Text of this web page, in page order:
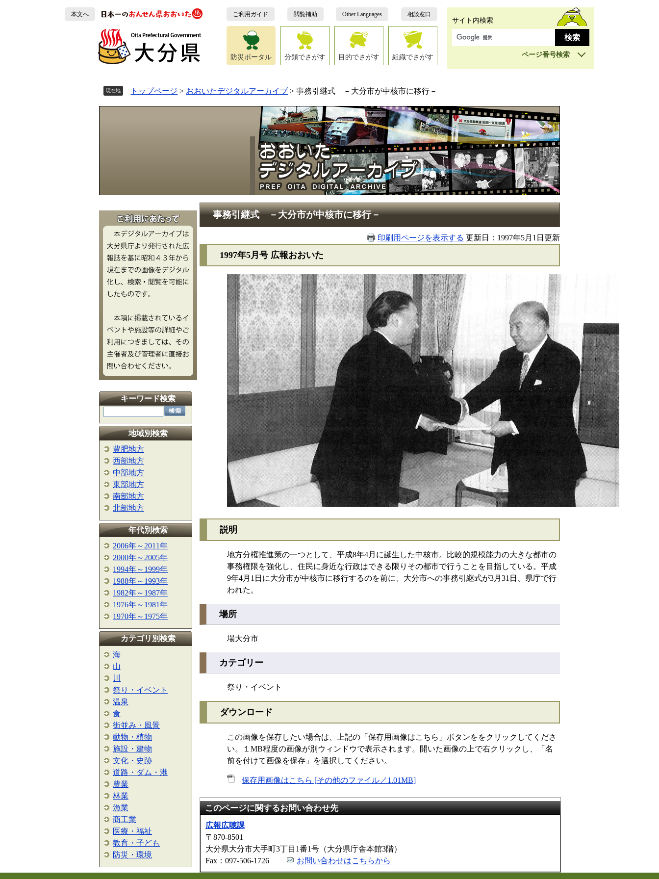
本文へ ご利用ガイド 閲覧補助 Other Languages 相談窓口
防災ポータル 分類でさがす 目的でさがす 組織でさがす
サイト内検索
ページ番号検索
現在地 トップページ > おおいたデジタルアーカイブ >事務引継式 －大分市が中核市に移行－
本
事務引継式 －大分市が中核市に移行－
印刷用ページを表示する 更新日：1997年5月1日更新
1997年5月号 広報おおいた
説明
地方分権推進策の一つとして、平成8年4月に誕生した中核市。比較的規模能力の大きな都市の
事務権限を強化し、住民に身近な行政はできる限りその都市で行うことを目指している。平成
9年4月1日に大分市が中核市に移行するのを前に、大分市への事務引継式が3月31日、県庁で行
われた。
場所
場大分市
カテゴリー
祭り・イベント
ダウンロード
この画像を保存したい場合は、上記の「保存用画像はこちら」ボタンををクリックしてくださ
い。１MB程度の画像が別ウィンドウで表示されます。開いた画像の上で右クリックし、「名
前を付けて画像を保存」を選択してください。
保存用画像はこちら [その他のファイル／1.01MB]
このページに関するお問い合わせ先
広報広聴課
〒870-8501
大分県大分市大手町3丁目1番1号（大分県庁舎本館3階）
Fax：097-506-1726
お問い合わせはこちらから
キーワード検索
地域別検索
豊肥地方
西部地方
中部地方
東部地方
南部地方
北部地方
年代別検索
2006年～2011年
2000年～2005年
1994年～1999年
1988年～1993年
1982年～1987年
1976年～1981年
1970年～1975年
カテゴリ別検索
海
山
川
祭り・イベント
温泉
食
街並み・風景
動物・植物
施設・建物
文化・史跡
道路・ダム・港
農業
林業
漁業
商工業
医療・福祉
教育・子ども
防災・環境